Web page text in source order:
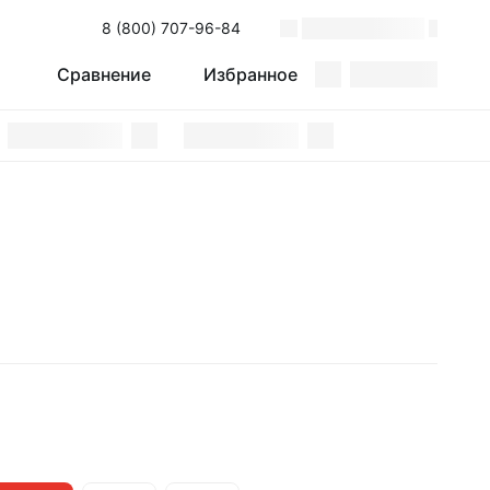
8 (800) 707-96-84
Сравнение Избранное